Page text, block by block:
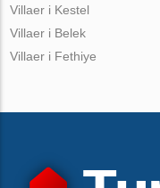
Villaer i Kestel
Villaer i Belek
Villaer i Fethiye